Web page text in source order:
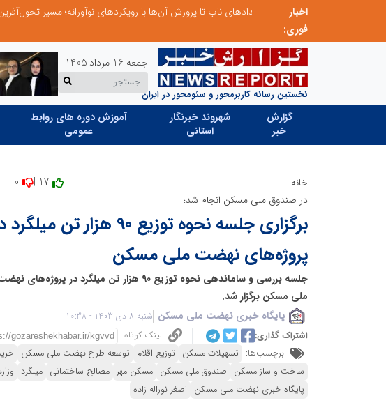
اخبار
فوری:
نخستین رسانه کاربرمحور و سئومحور در ایران
جمعه 16 مرداد 1405
گزارش
خبر
شهروند خبرنگار
استانی
آموزش دوره های روابط
عمومی
خانه
در صندوق ملی مسکن انجام شد؛
برگزاری جلسه نحوه توزیع 90 هزار
پروژه‌های نهضت ملی مسکن
جلسه‌ بررسی و ساماندهی نحوه توزیع 90 هزار تن میلگرد
ملی مسکن برگزار شد.
پایگاه خبری نهضت ملی مسکن شنبه 8 دی 1403 - 10:38
اشتراک گذاری:
لینک کوتاه
برچسب‌ها: تسهیلات مسکن توزیع اقلام توسعه طرح نهضت ملی مسکن
ساخت و ساز مسکن صندوق ملی مسکن مسکن مهر مصالح ساختمانی میلگرد
پایگاه خبری نهضت ملی مسکن اصغر نوراله زاده